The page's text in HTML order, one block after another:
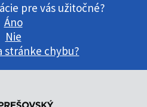
pre vás užitočné?
Áno
Nie
stránke chybu?